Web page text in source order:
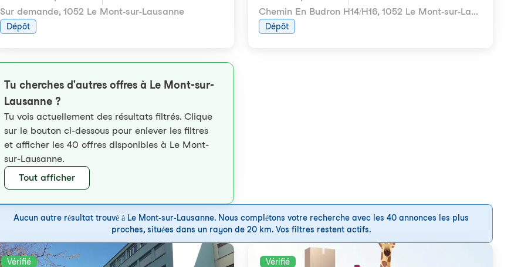
Sur demande, 1052 Le Mont-sur-Lausanne
Dépôt
Chemin En Budron H14/H16, 1052 Le Mont-sur-Lausanne
Dépôt
Tu cherches d'autres offres à Le Mont-sur-
Lausanne ?
Tu vois actuellement des résultats filtrés. Clique
sur le bouton ci-dessous pour enlever les filtres
et afficher les 40 offres disponibles à Le Mont-
sur-Lausanne.
Tout afficher
Aucun autre résultat trouvé à Le Mont-sur-Lausanne. Nous complétons votre recherche avec les 40 annonces les plus
proches, situées dans un rayon de 20 km. Vos filtres restent actifs.
Vérifié Vérifié